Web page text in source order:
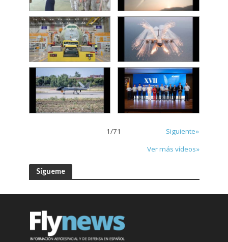
1/71
Siguiente»
Ver más vídeos»
Sígueme